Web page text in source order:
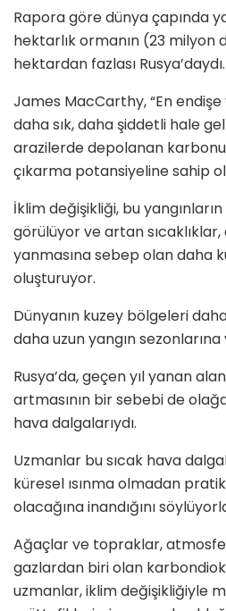
Rapora göre dünya çapında
hektarlık ormanın (23 milyon
hektardan fazlası Rusya’daydı.
James MacCarthy, “En endişe
daha sık, daha şiddetli hale
arazilerde depolanan
çıkarma potansiyeline sahip
İklim değişikliği, bu
görülüyor ve artan
yanmasına sebep olan daha
oluşturuyor.
Dünyanın kuzey bölgeleri daha
daha uzun yangın sezonlarına
Rusya’da, geçen yıl yanan
artmasının bir sebebi de
hava dalgalarıydı.
Uzmanlar bu sıcak hava
küresel ısınma olmadan
olacağına inandığını
Ağaçlar ve topraklar,
gazlardan biri olan
uzmanlar, iklim değişikliğiyle